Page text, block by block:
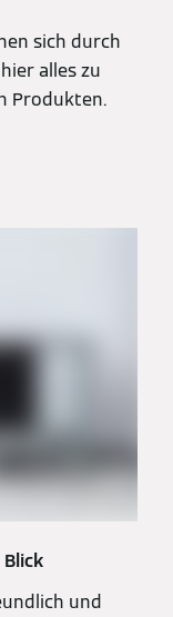
sich durch
alles zu
Produkten.
und